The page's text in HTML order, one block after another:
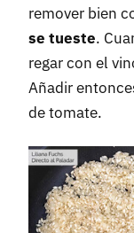
remover bien
se tueste.
regar con el
Añadir
de tomate.